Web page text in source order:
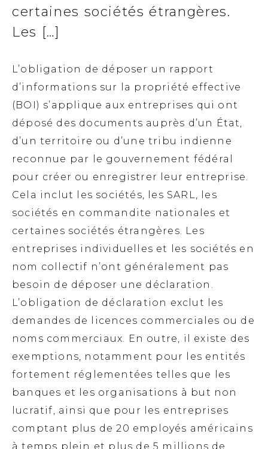
certaines sociétés étrangères.
Les […]
L’obligation de déposer un rapport
d’informations sur la propriété effective
(BOI) s’applique aux entreprises qui ont
déposé des documents auprès d’un État,
d’un territoire ou d’une tribu indienne
reconnue par le gouvernement fédéral
pour créer ou enregistrer leur entreprise.
Cela inclut les sociétés, les SARL, les
sociétés en commandite nationales et
certaines sociétés étrangères. Les
entreprises individuelles et les sociétés en
nom collectif n’ont généralement pas
besoin de déposer une déclaration.
L’obligation de déclaration exclut les
demandes de licences commerciales ou de
noms commerciaux. En outre, il existe des
exemptions, notamment pour les entités
fortement réglementées telles que les
banques et les organisations à but non
lucratif, ainsi que pour les entreprises
comptant plus de 20 employés américains
à temps plein et plus de 5 millions de